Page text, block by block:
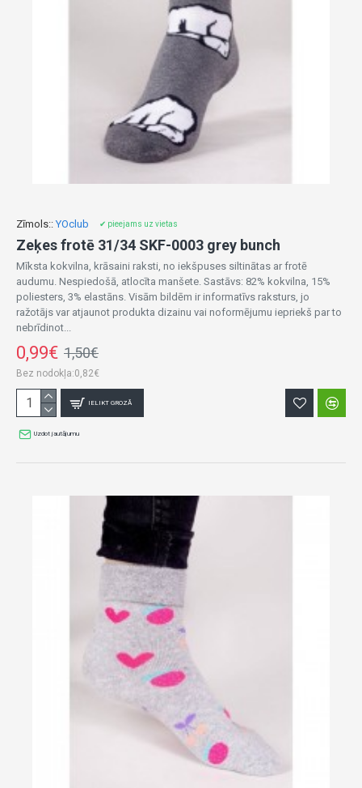
Zīmols:: YOclub ✔ pieejams uz vietas
Zeķes frotē 31/34 SKF-0003 grey bunch
Mīksta kokvilna, krāsaini raksti, no iekšpuses siltinātas ar frotē
audumu. Nespiedošā, atlocīta manšete. Sastāvs: 82% kokvilna, 15%
poliesters, 3% elastāns. Visām bildēm ir informatīvs raksturs, jo
ražotājs var atjaunot produkta dizainu vai noformējumu iepriekš par to
nebrīdinot...
0,99€ 1,50€
Bez nodokļa:0,82€
IELIKT GROZĀ
Uzdot jautājumu